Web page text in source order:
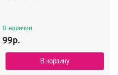
В наличии
99р.
В корзину